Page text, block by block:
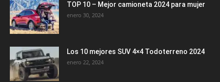
TOP 10 – Mejor camioneta 2024 para mujer
enero 30, 2024
Los 10 mejores SUV 4×4 Todoterreno 2024
enero 22, 2024